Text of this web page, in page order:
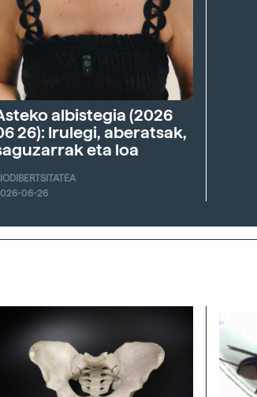
albistegia (2026
26): Irulegi, aberatsak,
eta loa
06-26